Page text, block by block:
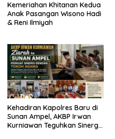
Kemeriahan Khitanan Kedua
Anak Pasangan Wisono Hadi
& Reni Ilmiyah
Kehadiran Kapolres Baru di
Sunan Ampel, AKBP Irwan
Kurniawan Teguhkan Sinergi